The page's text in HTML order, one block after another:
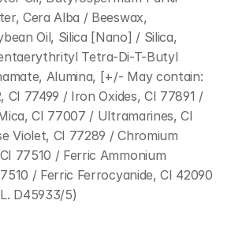
Cera Alba / Beeswax,
Oil, Silica [Nano] / Silica,
Tetra-Di-T-Butyl
Alumina, [+/- May contain:
CI 77499 / Iron Oxides, CI 77891 /
CI 77007 / Ultramarines, CI
Violet, CI 77289 / Chromium
77510 / Ferric Ammonium
/ Ferric Ferrocyanide, CI 42090
D45933/5)